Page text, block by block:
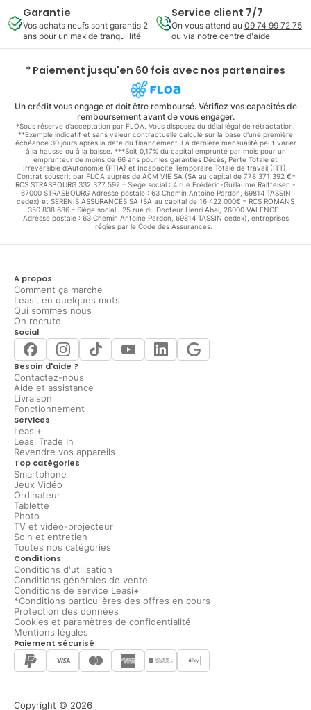
Garantie
Vos achats neufs sont garantis 2
ans pour un max de tranquillité
Service client 7/7
On vous attend au 09 74 99 72 75
ou via notre centre d'aide
* Paiement jusqu'en 60 fois avec nos partenaires
Un crédit vous engage et doit être remboursé. Vérifiez vos capacités de
remboursement avant de vous engager.
*Sous réserve d’acceptation par FLOA. Vous disposez du délai légal de rétractation.
**Exemple indicatif et sans valeur contractuelle calculé sur la base d'une première
échéance 30 jours après la date du financement. La dernière mensualité peut varier
à la hausse ou à la baisse. ***Soit 0,17% du capital emprunté par mois pour un
emprunteur de moins de 66 ans pour les garanties Décès, Perte Totale et
Irréversible d'Autonomie (PTIA) et Incapacité Temporaire Totale de travail (ITT).
Contrat souscrit par FLOA auprès de ACM VIE SA (SA au capital de 778 371 392 €–
RCS STRASBOURG 332 377 597 – Siège social : 4 rue Frédéric-Guillaume Raiffeisen -
67000 STRASBOURG Adresse postale : 63 Chemin Antoine Pardon, 69814 TASSIN
cedex) et SERENIS ASSURANCES SA (SA au capital de 16 422 000€ – RCS ROMANS
350 838 686 – Siège social : 25 rue du Docteur Henri Abel, 26000 VALENCE -
Adresse postale : 63 Chemin Antoine Pardon, 69814 TASSIN cedex), entreprises
régies par le Code des Assurances.
A propos
Comment ça marche
Leasi, en quelques mots
Qui sommes nous
On recrute
Social
Besoin d'aide ?
Contactez-nous
Aide et assistance
Livraison
Fonctionnement
Services
Leasi+
Leasi Trade In
Revendre vos appareils
Top catégories
Smartphone
Jeux Vidéo
Ordinateur
Tablette
Photo
TV et vidéo-projecteur
Soin et entretien
Toutes nos catégories
Conditions
Conditions d'utilisation
Conditions générales de vente
Conditions de service Leasi+
*Conditions particulières des offres en cours
Protection des données
Cookies et paramètres de confidentialité
Mentions légales
Paiement sécurisé
Copyright © 2026